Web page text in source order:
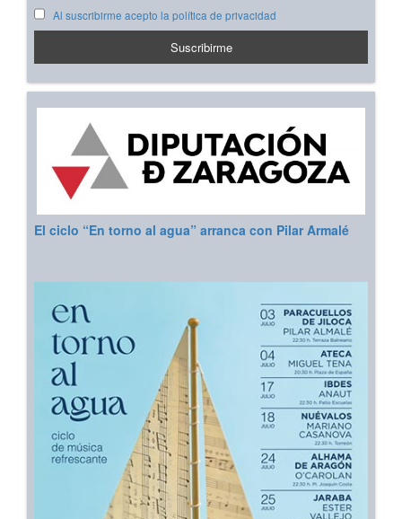
Al suscribirme acepto la política de privacidad
El ciclo “En torno al agua” arranca con Pilar Armalé